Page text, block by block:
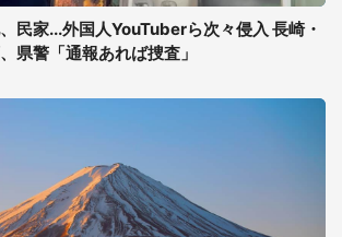
民家...外国人YouTuberら次々侵入 長崎・
県警「通報あれば捜査」